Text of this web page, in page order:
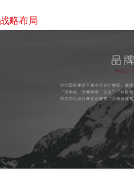
战略布局